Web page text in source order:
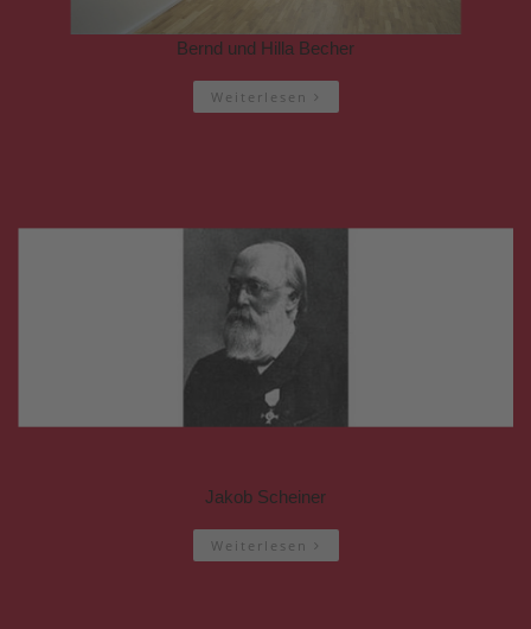
Bernd und Hilla Becher
Weiterlesen
Jakob Scheiner
Weiterlesen